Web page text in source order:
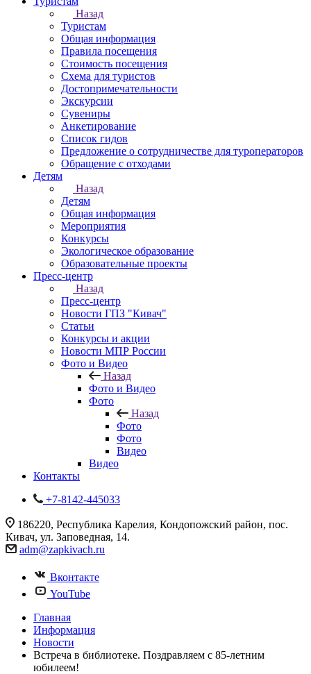
Назад
Туристам
Общая информация
Правила посещения
Стоимость посещения
Схема для туристов
Достопримечательности
Экскурсии
Сувениры
Анкетирование
Список гидов
Предложение о сотрудничестве для туроператоров
Обращение с отходами
Детям
Назад
Детям
Общая информация
Мероприятия
Конкурсы
Экологическое образование
Образовательные проекты
Пресс-центр
Назад
Пресс-центр
Новости ГПЗ "Кивач"
Статьи
Конкурсы и акции
Новости МПР России
Фото и Видео
Назад
Фото и Видео
Фото
Назад
Фото
Фото
Видео
Видео
Контакты
+7-8142-445033
186220, Республика Карелия, Кондопожский район, пос.
Кивач, ул. Заповедная, 14.
adm@zapkivach.ru
Вконтакте
YouTube
Главная
Информация
Новости
Встреча в библиотеке. Поздравляем с 85-летним
юбилеем!